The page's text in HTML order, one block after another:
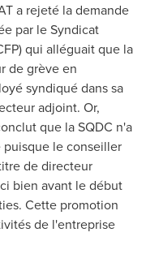
a rejeté la demande
par le Syndicat
qui alléguait que la
de grève en
syndiqué dans sa
adjoint. Or,
que la SQDC n'a
puisque le conseiller
de directeur
bien avant le début
Cette promotion
de l'entreprise